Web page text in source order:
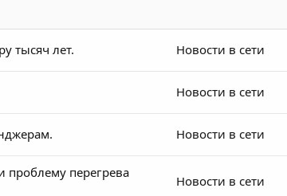
тысяч лет. Новости в сети
Новости в сети
Новости в сети
проблему перегрева
Новости в сети